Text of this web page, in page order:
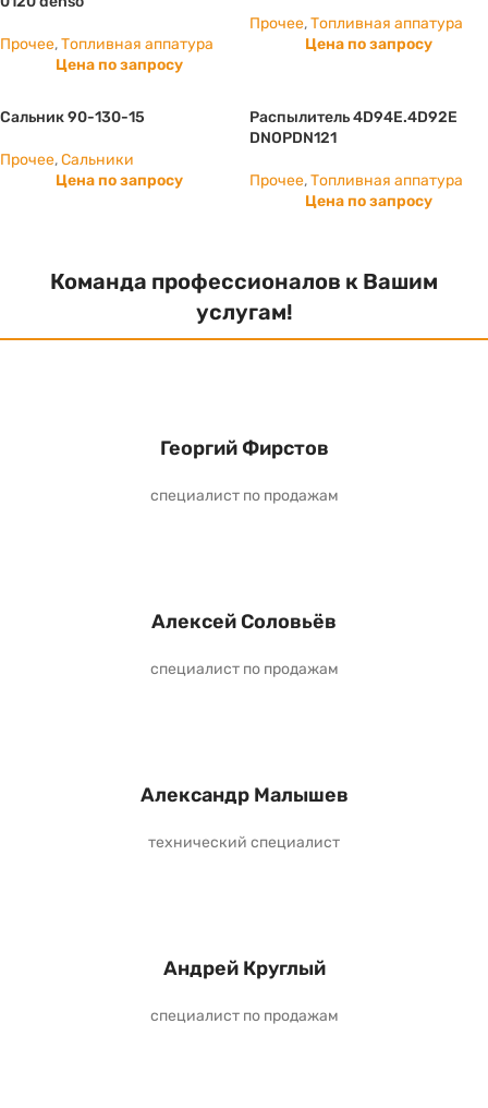
Прочее,Топливная аппатура
Цена по запросу
Прочее,Топливная аппатура
Цена по запросу
Сальник 90-130-15
Прочее,Сальники
Цена по запросу
Распылитель 4D94E.4D92E
DNOPDN121
Прочее,Топливная аппатура
Цена по запросу
Команда профессионалов к Вашим
услугам!
Георгий Фирстов
специалист по продажам
Алексей Соловьёв
специалист по продажам
Александр Малышев
технический специалист
Андрей Круглый
специалист по продажам